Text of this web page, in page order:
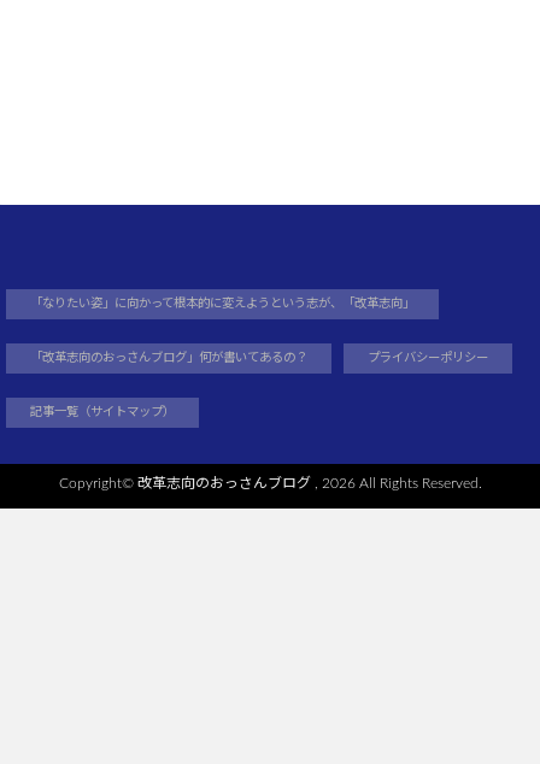
「なりたい姿」に向かって根本的に変えようという志が、「改革志向」
「改革志向のおっさんブログ」何が書いてあるの？ プライバシーポリシー
記事一覧（サイトマップ）
Copyright© 改革志向のおっさんブログ, 2026 All Rights Reserved.